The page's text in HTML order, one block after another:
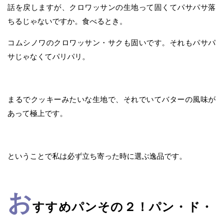
話を戻しますが、クロワッサンの生地って固くてパサパサ落
ちるじゃないですか。食べるとき。
コムシノワのクロワッサン・サクも固いです。それもパサパ
サじゃなくてパリパリ。
まるでクッキーみたいな生地で、それでいてバターの風味が
あって極上です。
ということで私は必ず立ち寄った時に選ぶ逸品です。
おすすめパンその２！パン・ド・